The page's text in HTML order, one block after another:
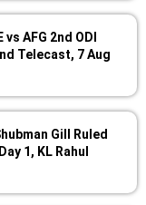
AFG 2nd ODI
Telecast, 7 Aug
Gill Ruled
1, KL Rahul